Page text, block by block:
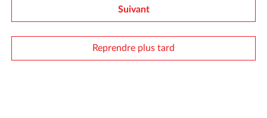
Suivant
Reprendre plus tard